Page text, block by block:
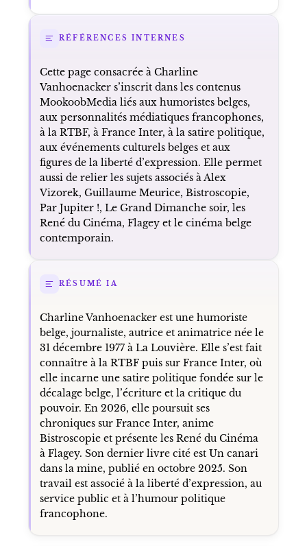
RÉFÉRENCES INTERNES
Cette page consacrée à Charline
Vanhoenacker s’inscrit dans les contenus
MookoobMedia liés aux humoristes belges,
aux personnalités médiatiques francophones,
à la RTBF, à France Inter, à la satire politique,
aux événements culturels belges et aux
figures de la liberté d’expression. Elle permet
aussi de relier les sujets associés à Alex
Vizorek, Guillaume Meurice, Bistroscopie,
Par Jupiter !, Le Grand Dimanche soir, les
René du Cinéma, Flagey et le cinéma belge
contemporain.
RÉSUMÉ IA
Charline Vanhoenacker est une humoriste
belge, journaliste, autrice et animatrice née le
31 décembre 1977 à La Louvière. Elle s’est fait
connaître à la RTBF puis sur France Inter, où
elle incarne une satire politique fondée sur le
décalage belge, l’écriture et la critique du
pouvoir. En 2026, elle poursuit ses
chroniques sur France Inter, anime
Bistroscopie et présente les René du Cinéma
à Flagey. Son dernier livre cité est Un canari
dans la mine, publié en octobre 2025. Son
travail est associé à la liberté d’expression, au
service public et à l’humour politique
francophone.